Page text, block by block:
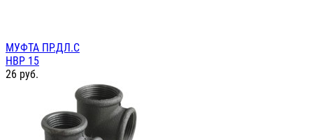
МУФТА ПР.ДЛ.С
НВР 15
26 руб.